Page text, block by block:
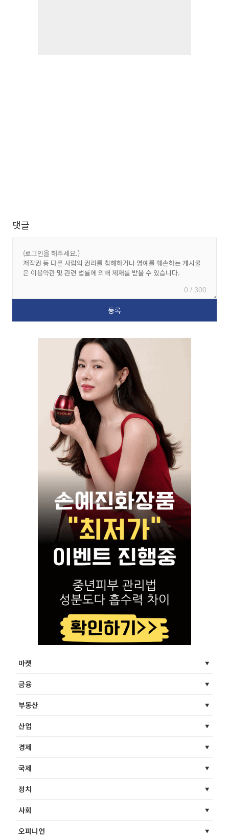
댓글
0 / 300
마켓
금융
부동산
산업
경제
국제
정치
사회
오피니언